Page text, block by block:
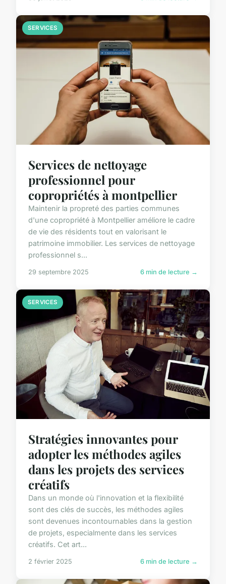
SERVICES
Services de nettoyage
professionnel pour
copropriétés à montpellier
Maintenir la propreté des parties communes
d'une copropriété à Montpellier améliore le cadre
de vie des résidents tout en valorisant le
patrimoine immobilier. Les services de nettoyage
professionnel s...
29 septembre 2025 6 min de lecture →
SERVICES
Stratégies innovantes pour
adopter les méthodes agiles
dans les projets des services
créatifs
Dans un monde où l'innovation et la flexibilité
sont des clés de succès, les méthodes agiles
sont devenues incontournables dans la gestion
de projets, especialmente dans les services
créatifs. Cet art...
2 février 2025 6 min de lecture →